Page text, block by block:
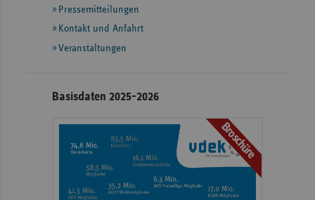
weiteren
Informationen
Pressemitteilungen
Kontakt und Anfahrt
Veranstaltungen
Basisdaten 2025-2026
Broschüre